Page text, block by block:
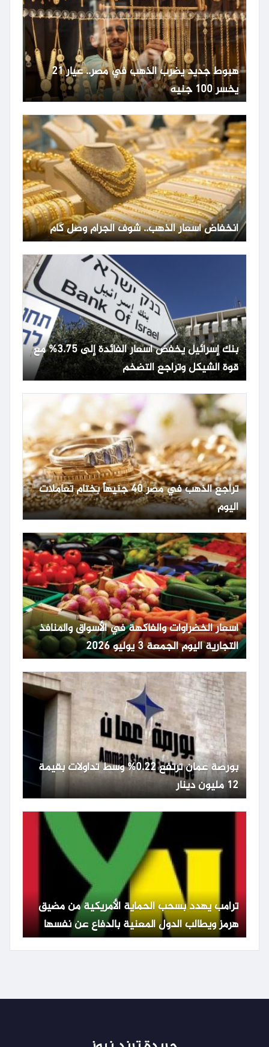
هبوط جديد يضرب الذهب في مصر.. عيار 21
يخسر 100 جنيه
انخفاض أسعار الذهب.. شوف الجرام وصل كام
بنك إسرائيل يخفض أسعار الفائدة إلى 3.75% مع
قوة الشيكل وتراجع التضخم
تراجع الذهب في مصر 40 جنيهاً بختام تعاملات
اليوم
أسعار الخضراوات والفاكهة في الأسواق والمنافذ
التجارية اليوم الجمعة 3 يوليو 2026
بورصة عمان ترتفع 0.22% وسط تداولات بقيمة
12 مليون دينار
ترامب يهدد بسحب الحماية الأمريكية من مضيق
هرمز ويطالب الدول المعنية بالدفاع عن نفسها